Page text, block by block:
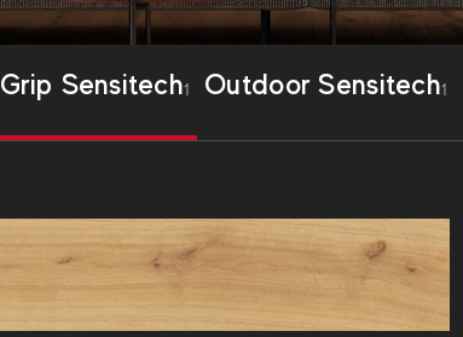
Grip Sensitech1 Outdoor Sensitech1